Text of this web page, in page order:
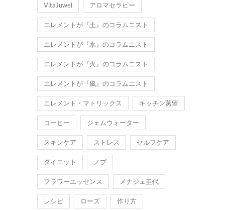
VitaJuwel アロマセラピー
エレメントが『土』のコラムニスト
エレメントが『水』のコラムニスト
エレメントが『火』のコラムニスト
エレメントが『風』のコラムニスト
エレメント・マトリックス キッチン蒸留
コーヒー ジェムウォーター
スキンケア ストレス セルフケア
ダイエット ノブ
フラワーエッセンス メナジェ圭代
レシピ ローズ 作り方